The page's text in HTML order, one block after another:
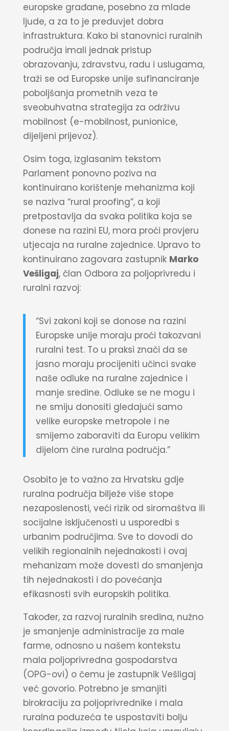
europske građane, posebno za mlade
ljude, a za to je preduvjet dobra
infrastruktura. Kako bi stanovnici ruralnih
područja imali jednak pristup
obrazovanju, zdravstvu, radu i uslugama,
traži se od Europske unije sufinanciranje
poboljšanja prometnih veza te
sveobuhvatna strategija za održivu
mobilnost (e-mobilnost, punionice,
dijeljeni prijevoz).
Osim toga, izglasanim tekstom
Parlament ponovno poziva na
kontinuirano korištenje mehanizma koji
se naziva “rural proofing”, a koji
pretpostavlja da svaka politika koja se
donese na razini EU, mora proći provjeru
utjecaja na ruralne zajednice. Upravo to
kontinuirano zagovara zastupnik Marko
Vešligaj, član Odbora za poljoprivredu i
ruralni razvoj:
“Svi zakoni koji se donose na razini
Europske unije moraju proći takozvani
ruralni test. To u praksi znači da se
jasno moraju procijeniti učinci svake
naše odluke na ruralne zajednice i
manje sredine. Odluke se ne mogu i
ne smiju donositi gledajući samo
velike europske metropole i ne
smijemo zaboraviti da Europu velikim
dijelom čine ruralna područja.”
Osobito je to važno za Hrvatsku gdje
ruralna područja bilježe više stope
nezaposlenosti, veći rizik od siromaštva ili
socijalne isključenosti u usporedbi s
urbanim područjima. Sve to dovodi do
velikih regionalnih nejednakosti i ovaj
mehanizam može dovesti do smanjenja
tih nejednakosti i do povećanja
efikasnosti svih europskih politika.
Također, za razvoj ruralnih sredina, nužno
je smanjenje administracije za male
farme, odnosno u našem kontekstu
mala poljoprivredna gospodarstva
(OPG-ovi) o čemu je zastupnik Vešligaj
već govorio. Potrebno je smanjiti
birokraciju za poljoprivrednike i mala
ruralna poduzeća te uspostaviti bolju